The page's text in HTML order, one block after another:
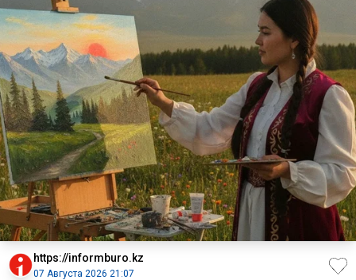
https://informburo.kz
07 Августа 2026 21:07